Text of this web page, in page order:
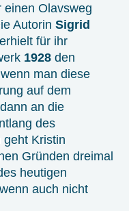
einen Olavsweg
Autorin Sigrid
erhielt für ihr
1928 den
man diese
auf dem
an die
des
geht Kristin
Gründen dreimal
heutigen
auch nicht